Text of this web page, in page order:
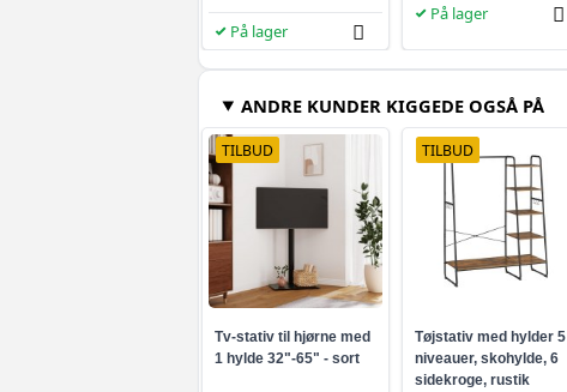
På lager
På lager
ANDRE KUNDER KIGGEDE OGSÅ PÅ
TILBUD
Tv-stativ til hjørne med
1 hylde 32"-65" - sort
TILBUD
Tøjstativ med hylder 5
niveauer, skohylde, 6
sidekroge, rustik